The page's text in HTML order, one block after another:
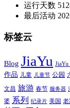
运行天数
最后活动
标签云
Blog JiaYu JiaYu
作品 儿童 儿童节 公园
文昌 旅游 春节 服务器
婆 系列 纪录片 美国 老